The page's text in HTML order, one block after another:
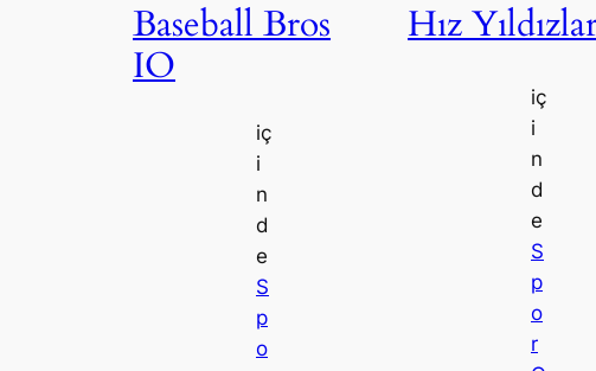
Baseball Bros
IO
iç
i
n
d
e
S
p
o
Hız
iç
i
n
d
e
S
p
o
r